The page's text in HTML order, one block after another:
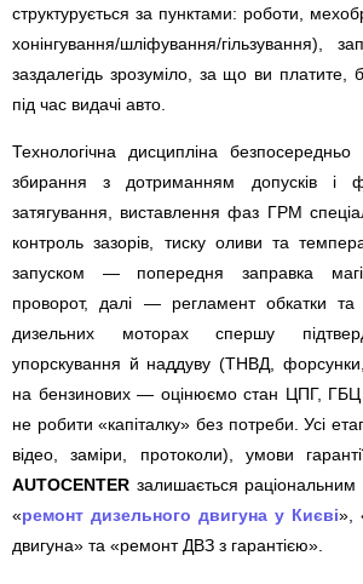
структурується за пунктами: роботи,
хонінгування/шліфування/гільзування),
заздалегідь зрозуміло, за що ви платите,
під час видачі авто.
Технологічна дисципліна
збирання з дотриманням допусків і
затягування, виставлення фаз ГРМ
контроль зазорів, тиску оливи та
запуском — попередня заправка
проворот, далі — регламент обкатки
дизельних моторах спершу
упорскування й наддуву (ТНВД, форсунки,
на бензинових — оцінюємо стан ЦПГ,
не робити «капіталку» без потреби. Усі
відео, заміри, протоколи), умови
AUTOCENTER залишається
«ремонт дизельного двигуна у Києві»,
двигуна» та «ремонт ДВЗ з гарантією».